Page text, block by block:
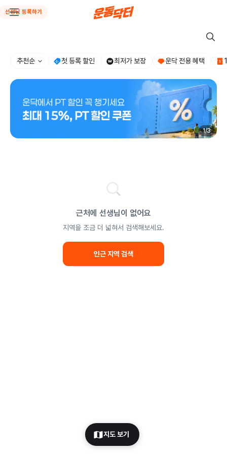
선생님 등록하기
추천순 첫 등록 할인 최저가 보장 운닥 전용 혜택
지도 보기
1/3
근처에 선생님이 없어요
지역을 조금 더 넓혀서 검색해보세요.
인근 지역 검색